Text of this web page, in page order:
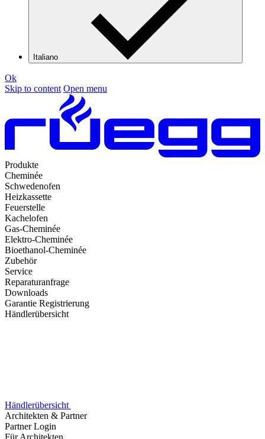
Italiano
Ok
Skip to content Open menu
Produkte
Cheminée
Schwedenofen
Heizkassette
Feuerstelle
Kachelofen
Gas-Cheminée
Elektro-Cheminée
Bioethanol-Cheminée
Zubehör
Service
Reparaturanfrage
Downloads
Garantie Registrierung
Händlerübersicht
Händlerübersicht
Architekten & Partner
Partner Login
Für Architekten